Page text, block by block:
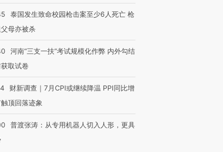
泰国发生致命校园枪击案至少6人死亡 枪
母亦被杀
河南“三支一扶”考试规模化作弊 内外勾结
取试卷
财新调查｜7月CPI或继续降温 PPI同比增
顶回落迹象
普渡张涛：从专用机器人切入人形，更具